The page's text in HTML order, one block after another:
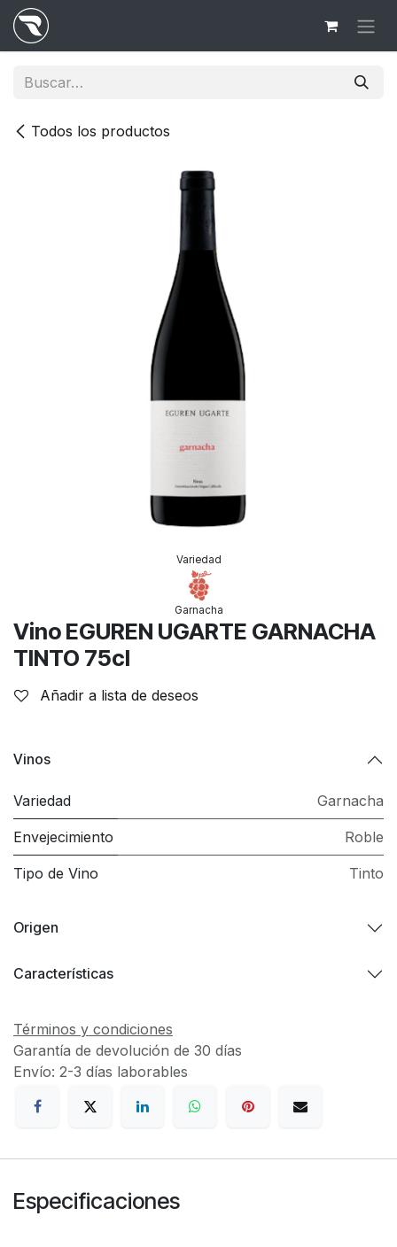
Ir al contenido
Todos los productos
Variedad
Garnacha
Vino EGUREN UGARTE GARNACHA
TINTO 75cl
Añadir a lista de deseos
Vinos
Variedad Garnacha
Envejecimiento Roble
Tipo de Vino Tinto
Origen
Características
Términos y condiciones
Garantía de devolución de 30 días
Envío: 2-3 días laborables
Especificaciones